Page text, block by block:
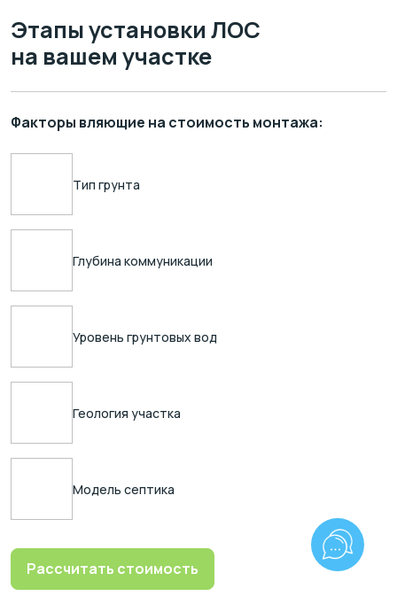
Этапы установки ЛОС
на вашем участке
Факторы вляющие на стоимость монтажа:
Тип грунта
Глубина коммуникации
Уровень грунтовых вод
Геология участка
Модель септика
Рассчитать стоимость